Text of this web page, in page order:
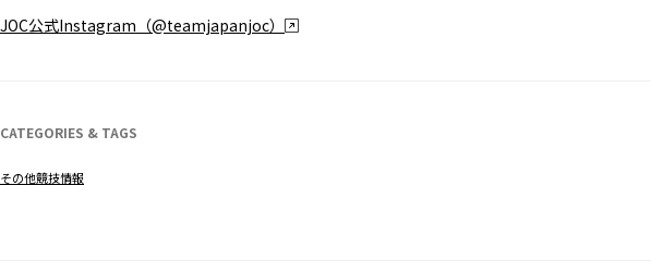
JOC公式Instagram（@teamjapanjoc）
CATEGORIES & TAGS
その他競技情報